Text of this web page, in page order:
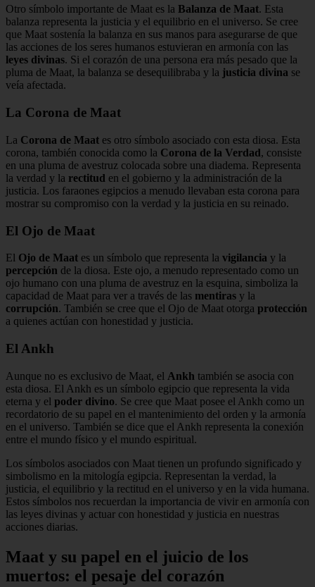
Otro símbolo importante de Maat es la Balanza de Maat. Esta
balanza representa la justicia y el equilibrio en el universo. Se cree
que Maat sostenía la balanza en sus manos para asegurarse de que
las acciones de los seres humanos estuvieran en armonía con las
leyes divinas. Si el corazón de una persona era más pesado que la
pluma de Maat, la balanza se desequilibraba y la justicia divina se
veía afectada.
La Corona de Maat
La Corona de Maat es otro símbolo asociado con esta diosa. Esta
corona, también conocida como la Corona de la Verdad, consiste
en una pluma de avestruz colocada sobre una diadema. Representa
la verdad y la rectitud en el gobierno y la administración de la
justicia. Los faraones egipcios a menudo llevaban esta corona para
mostrar su compromiso con la verdad y la justicia en su reinado.
El Ojo de Maat
El Ojo de Maat es un símbolo que representa la vigilancia y la
percepción de la diosa. Este ojo, a menudo representado como un
ojo humano con una pluma de avestruz en la esquina, simboliza la
capacidad de Maat para ver a través de las mentiras y la
corrupción. También se cree que el Ojo de Maat otorga protección
a quienes actúan con honestidad y justicia.
El Ankh
Aunque no es exclusivo de Maat, el Ankh también se asocia con
esta diosa. El Ankh es un símbolo egipcio que representa la vida
eterna y el poder divino. Se cree que Maat posee el Ankh como un
recordatorio de su papel en el mantenimiento del orden y la armonía
en el universo. También se dice que el Ankh representa la conexión
entre el mundo físico y el mundo espiritual.
Los símbolos asociados con Maat tienen un profundo significado y
simbolismo en la mitología egipcia. Representan la verdad, la
justicia, el equilibrio y la rectitud en el universo y en la vida humana.
Estos símbolos nos recuerdan la importancia de vivir en armonía con
las leyes divinas y actuar con honestidad y justicia en nuestras
acciones diarias.
Maat y su papel en el juicio de los
muertos: el pesaje del corazón